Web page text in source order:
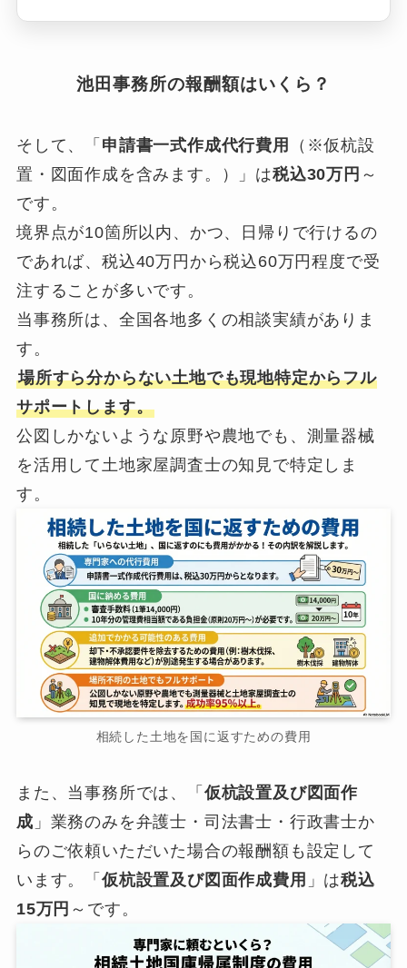
池田事務所の報酬額はいくら？
そして、「 申請書一式作成代行費用
（※仮杭設
置・図面作成を含みます。）」は税込30万円 ～
です。
境界点が10箇所以内、かつ、日帰りで行けるの
であれば、税込40万円から税込60万円程度で受
注することが多いです。
当事務所は、全国各地多くの相談実績がありま
す。
場所すら分からない土地でも現地特定からフル
サポートします。
公図しかないような原野や農地でも、測量器械
を活用して土地家屋調査士の知見で特定しま
す。
相続した土地を国に返すための費用
また、当事務所では、「 仮杭設置及び図面作
成 」業務のみを弁護士・司法書士・行政書士か
らのご依頼いただいた場合の報酬額も設定して
います。「 仮杭設置及び図面作成費用 」は税込
15万円 ～です。